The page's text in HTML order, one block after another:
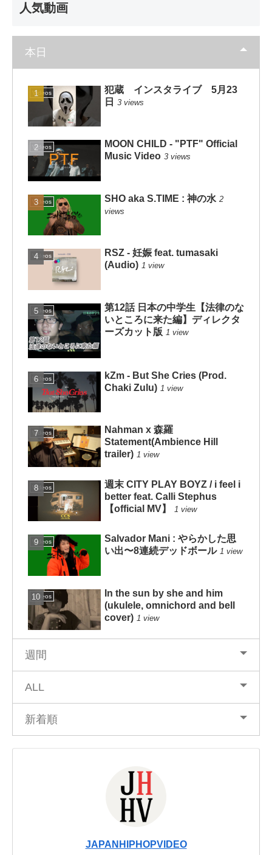
人気動画
本日
Videos
犯蔵 インスタライブ 5月23
日 3 views
Videos
MOON CHILD - "PTF" Official
Music Video 3 views
Videos SHO aka S.TIME : 神の水 2
views
Videos
RSZ - 妊娠 feat. tumasaki
(Audio) 1 view
Videos
第12話 日本の中学生【法律のな
いところに来た編】ディレクタ
ーズカット版 1 view
Videos
kZm - But She Cries (Prod.
Chaki Zulu) 1 view
Videos
Nahman x 森羅
Statement(Ambience Hill
trailer) 1 view
Videos
週末 CITY PLAY BOYZ / i feel i
better feat. Calli Stephus
【official MV】
1 view
Videos
Salvador Mani : やらかした思
い出〜8連続デッドボール 1 view
Videos
In the sun by she and him
(ukulele, omnichord and bell
cover) 1 view
週間
ALL
新着順
JAPANHIPHOPVIDEO